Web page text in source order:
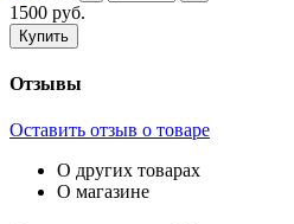
1500 руб.
Отзывы
Оставить отзыв о товаре
О других товарах
О магазине